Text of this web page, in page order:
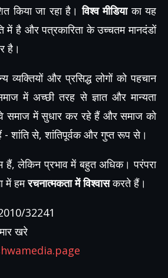
किया जा रहा है।विश्व मीडियाका यह
है और पत्रकारिता के उच्चतम मानदंडों
है।
व्यक्तियों और प्रसिद्ध लोगों को पहचान
में अच्छी तरह से ज्ञात और मान्यता
वे समाज में सुधार कर रहे हैं और समाज को
- शांति से, शांतिपूर्वक और गुप्त रूप से।
लेकिन प्रभाव में बहुत अधिक। परंपरा
में हमरचनात्मकता में विश्वासकरते हैं।
32241
खरे